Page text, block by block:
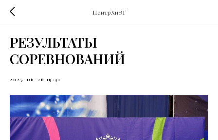
ЦентрХиЭГ
РЕЗУЛЬТАТЫ
СОРЕВНОВАНИЙ
2025-06-26 19:41